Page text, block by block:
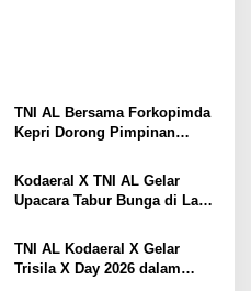
TNI AL Bersama Forkopimda
Kepri Dorong Pimpinan
Pembayaran Zakat
Kodaeral X TNI AL Gelar
Upacara Tabur Bunga di Laut
Samudera 2026
TNI AL Kodaeral X Gelar
Trisila X Day 2026 dalam